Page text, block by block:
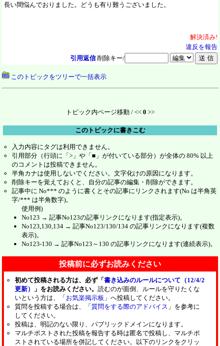
長い間悩んでおりました。どうも有り難うございました。
解決済み!
違反を報告
引用返信 削除キー/
このトピックをツリーで一括表示
トピック内ページ移動 / << 0 >>
このトピックに書きこむ
入力内容にタグは利用できません。
引用部分（行頭に「>」や「■」が付いている部分）が全体の 80% 以上
のコメントは投稿できません。
半角カナは使用しないでください。文字化けの原因になります。
削除キーを覚えておくと、自分の記事の編集・削除ができます。
記事中に No*** のように書くとその記事にリンクされます(No は半角英
字/*** は半角数字)。
使用例)
No123 → 記事No123の記事リンクになります(指定表示)。
No123,130,134 → 記事No123/130/134 の記事リンクになります(複数
表示)。
No123-130 → 記事No123～130 の記事リンクになります(連続表示)。
投稿前に必ずお読みください
初めて投稿される方は、必ず「書き込みのルールについて（12/4/2
更新）
」をお読みください。 読むのが面倒、ルールを守りたくな
いという方は、「お気楽掲示板 」へ投稿してください。
質問を投稿する場合は、「質問をする際のアドバイス 」を参考に
してください。
投稿は、明記のない限り、パブリックドメインになります。
マルチポストされた投稿を報告する時は匿名で投稿し、マルチポ
ストされている場所を併記してください。以下のリンクをクリッ